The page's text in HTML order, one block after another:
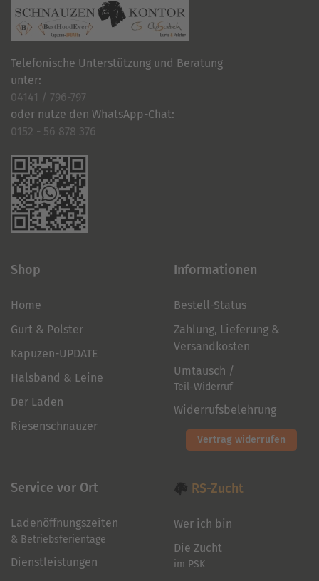
Telefonische Unterstützung und Beratung
unter:
04141 / 796-797
oder nutze den WhatsApp-Chat:
0152 - 56 878 376
Shop
Home
Gurt & Polster
Kapuzen-UPDATE
Halsband & Leine
Der Laden
Riesenschnauzer
Informationen
Bestell-Status
Zahlung, Lieferung &
Versandkosten
Umtausch /
Teil-Widerruf
Widerrufsbelehrung
Vertrag widerrufen
Service vor Ort
Ladenöffnungszeiten
& Betriebsferientage
Dienstleistungen
RS-Zucht
Wer ich bin
Die Zucht
im PSK